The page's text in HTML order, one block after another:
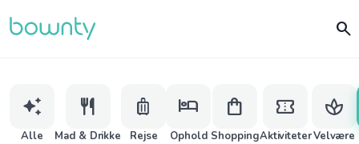
search
auto_awesome
Alle
restaurant
Mad & Drikke
luggage
Rejse
hotel
Ophold
shopping_bag
Shopping
confirmation_number
Aktiviteter
spa
Velvære